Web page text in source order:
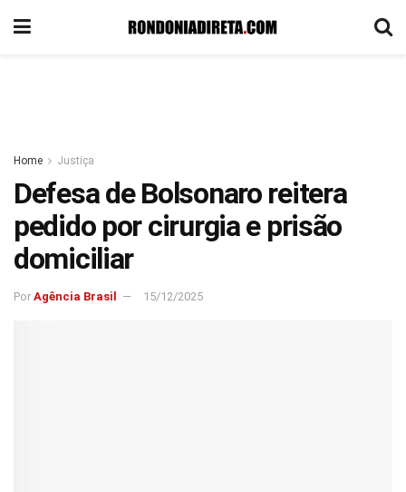
Home Justiça
Defesa de Bolsonaro reitera
pedido por cirurgia e prisão
domiciliar
Por Agência Brasil 15/12/2025